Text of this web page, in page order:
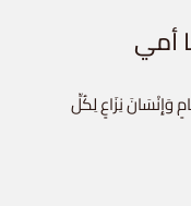
وَإِنْسَانَ نِزَاعٍ لِكُلِّ